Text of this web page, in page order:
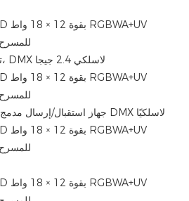
DMX512/تلقائي/رئيسي تابع، DMX لاسلكي 2.4 جيجا
جهاز استقبال/إرسال مدمج بتردد 2.4 جيجا هرتز لتشغيل DMX لاسلكيًا